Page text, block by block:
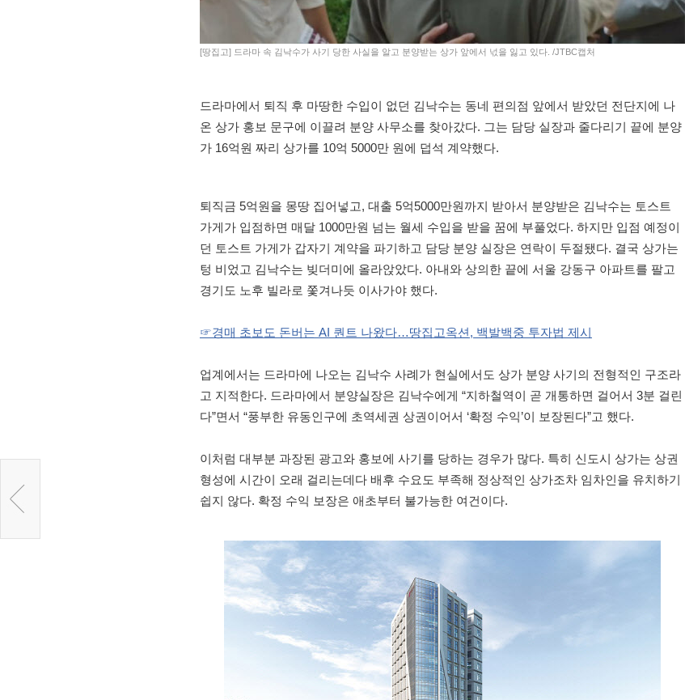
[땅집고] 드라마 속 김낙수가 사기 당한 사실을 알고 분양받는 상가 앞에서 넋을 잃고 있다. /JTBC캡처
드라마에서 퇴직 후 마땅한 수입이 없던 김낙수는 동네 편의점 앞에서 받았던 전단지에 나
온 상가 홍보 문구에 이끌려 분양 사무소를 찾아갔다. 그는 담당 실장과 줄다리기 끝에 분양
가 16억원 짜리 상가를 10억 5000만 원에 덥석 계약했다.
퇴직금 5억원을 몽땅 집어넣고, 대출 5억5000만원까지 받아서 분양받은 김낙수는 토스트
가게가 입점하면 매달 1000만원 넘는 월세 수입을 받을 꿈에 부풀었다. 하지만 입점 예정이
던 토스트 가게가 갑자기 계약을 파기하고 담당 분양 실장은 연락이 두절됐다. 결국 상가는
텅 비었고 김낙수는 빚더미에 올라앉았다. 아내와 상의한 끝에 서울 강동구 아파트를 팔고
경기도 노후 빌라로 쫓겨나듯 이사가야 했다.
☞경매 초보도 돈버는 AI 퀀트 나왔다…땅집고옥션, 백발백중 투자법 제시
업계에서는 드라마에 나오는 김낙수 사례가 현실에서도 상가 분양 사기의 전형적인 구조라
고 지적한다. 드라마에서 분양실장은 김낙수에게 “지하철역이 곧 개통하면 걸어서 3분 걸린
다”면서 “풍부한 유동인구에 초역세권 상권이어서 ‘확정 수익’이 보장된다”고 했다.
이처럼 대부분 과장된 광고와 홍보에 사기를 당하는 경우가 많다. 특히 신도시 상가는 상권
형성에 시간이 오래 걸리는데다 배후 수요도 부족해 정상적인 상가조차 임차인을 유치하기
쉽지 않다. 확정 수익 보장은 애초부터 불가능한 여건이다.